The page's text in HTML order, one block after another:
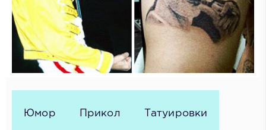
Юмор Прикол Татуировки